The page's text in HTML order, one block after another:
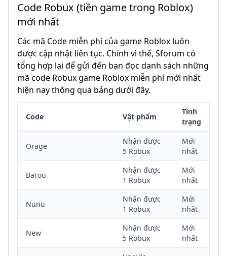
Code Robux (tiền game trong Roblox)
mới nhất
Các mã Code miễn phí của game Roblox luôn
được cập nhật liên tục. Chính vì thế, Sforum có
tổng hợp lại để gửi đến bạn đọc danh sách những
mã code Robux game Roblox miễn phí mới nhất
hiện nay thông qua bảng dưới đây.
Code Vật phẩm
Tình
trạng
Orage
Nhận được
5 Robux
Mới
nhất
Barou
Nhận được
1 Robux
Mới
nhất
Nunu
Nhận được
1 Robux
Mới
nhất
New
Nhận được
5 Robux
Mới
nhất